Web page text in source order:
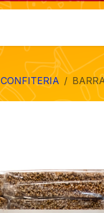
CONFITERIA